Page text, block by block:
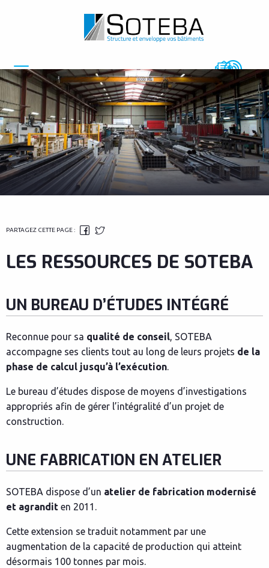
Menu
PARTAGEZ CETTE PAGE :
LES RESSOURCES DE SOTEBA
UN BUREAU D’ÉTUDES INTÉGRÉ
Reconnue pour sa qualité de conseil, SOTEBA
accompagne ses clients tout au long de leurs projets de la
phase de calcul jusqu’à l’exécution.
Le bureau d’études dispose de moyens d’investigations
appropriés afin de gérer l’intégralité d’un projet de
construction.
UNE FABRICATION EN ATELIER
SOTEBA dispose d’un atelier de fabrication modernisé
et agrandit en 2011.
Cette extension se traduit notamment par une
augmentation de la capacité de production qui atteint
désormais 100 tonnes par mois.